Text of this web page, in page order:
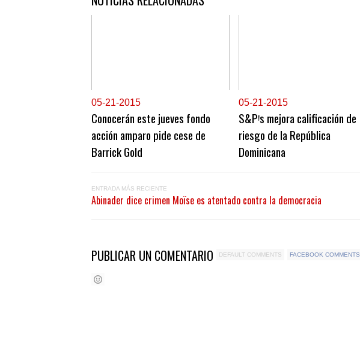
05-21-2015
Conocerán este jueves fondo
acción amparo pide cese de
Barrick Gold
05-21-2015
S&PꞋs mejora calificación de
riesgo de la República
Dominicana
ENTRADA MÁS RECIENTE
Abinader dice crimen Moïse es atentado contra la democracia
PUBLICAR UN COMENTARIO DEFAULT COMMENTS FACEBOOK COMMENTS